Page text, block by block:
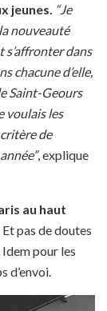
jeunes. “Je
nouveauté
s’affronter dans
chacune d’elle,
Saint-Geours
voulais les
de
, explique
au haut
pas de doutes
pour les
d’envoi.